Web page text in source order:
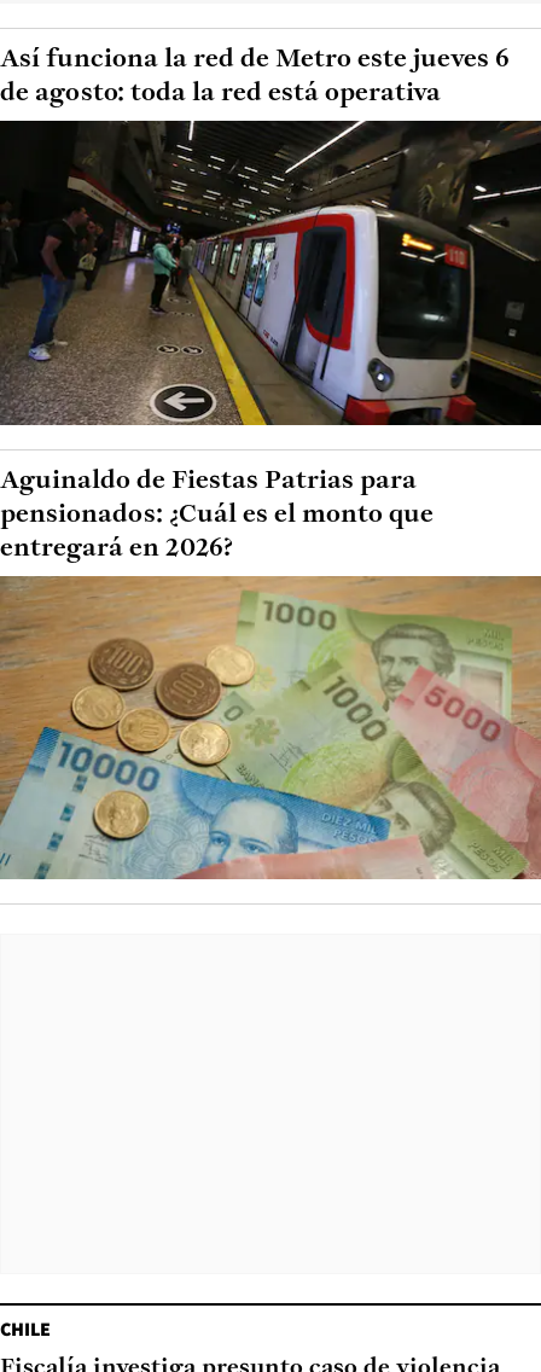
Así funciona la red de Metro este jueves 6
de agosto: toda la red está operativa
Aguinaldo de Fiestas Patrias para
pensionados: ¿Cuál es el monto que
entregará en 2026?
CHILE